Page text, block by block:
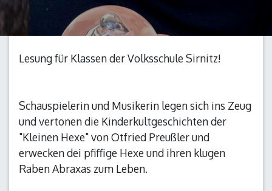
Lesung für Klassen der Volksschule Sirnitz!
Schauspielerin und Musikerin legen sich ins Zeug
und vertonen die Kinderkultgeschichten der
"Kleinen Hexe" von Otfried Preußler und
erwecken dei pfiffige Hexe und ihren klugen
Raben Abraxas zum Leben.